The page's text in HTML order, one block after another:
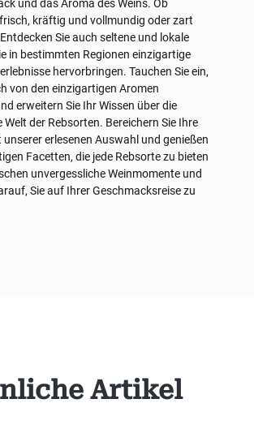
überspringen Artikel
und das Aroma des Weins. Ob
kräftig und vollmundig oder zart
Sie auch seltene und lokale
in bestimmten Regionen einzigartige
hervorbringen. Tauchen Sie ein,
von den einzigartigen Aromen
erweitern Sie Ihr Wissen über die
der Rebsorten. Bereichern Sie Ihre
unserer erlesenen Auswahl und genießen
Facetten, die jede Rebsorte zu bieten
unvergessliche Weinmomente und
Sie auf Ihrer Geschmacksreise zu